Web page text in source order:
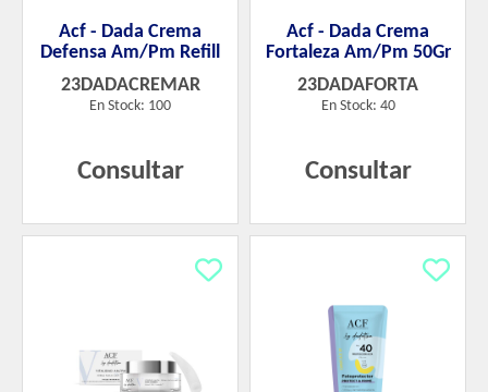
Acf - Dada Crema
Defensa Am/Pm Refill
23DADACREMAR
En Stock: 100
Consultar
Acf - Dada Crema
Fortaleza Am/Pm 50Gr
23DADAFORTA
En Stock: 40
Consultar